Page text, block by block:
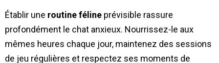
Établir une routine féline prévisible rassure
profondément le chat anxieux. Nourrissez-le aux
mêmes heures chaque jour, maintenez des sessions
de jeu régulières et respectez ses moments de